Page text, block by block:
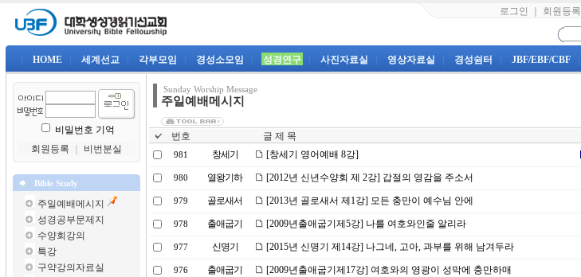
로그인 회원등록
HOME 세계선교 각부모임 경성소모임 성경연구 사진자료실 영상자료실 경성쉼터 JBF/EBF/CBF
비밀번호 기억
회원등록
비번분실
Bible Study
주일예배메시지
성경공부문제지
수양회강의
특강
구약강의자료실
Sunday Worship Message
주일예배메시지
번호 글 제 목
981 창세기 [창세기 영어예배 8강]
980 열왕기하 [2012년 신년수양회 제 2강] 갑절의 영감을 주소서
979 골로새서 [2013년 골로새서 제1강] 모든 충만이 예수님 안에
978 출애굽기 [2009년출애굽기제5강] 나를 여호와인줄 알리라
977 신명기 [2015년 신명기 제14강] 나그네, 고아, 과부를 위해 남겨두라
976 출애굽기 [2009년출애굽기제17강] 여호와의 영광이 성막에 충만하매